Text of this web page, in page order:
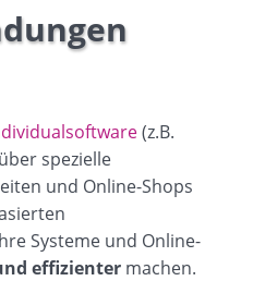
(z.B.
spezielle
und Online-Shops
Systeme und Online-
effizienter machen.